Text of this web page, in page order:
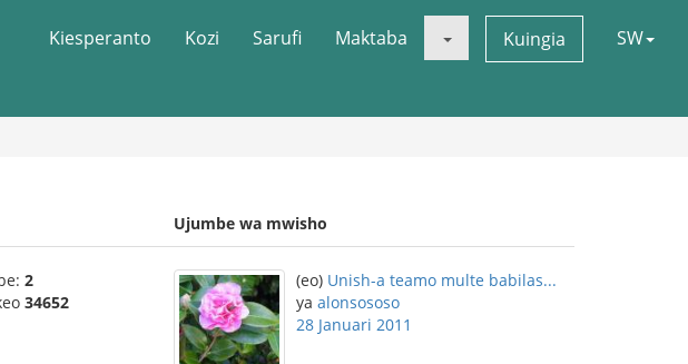
Kiesperanto Kozi Sarufi Maktaba Kuingia SW
Ujumbe wa mwisho
2
34652
(eo) Unish-a teamo multe babilas...
ya alonsososo
28 Januari 2011